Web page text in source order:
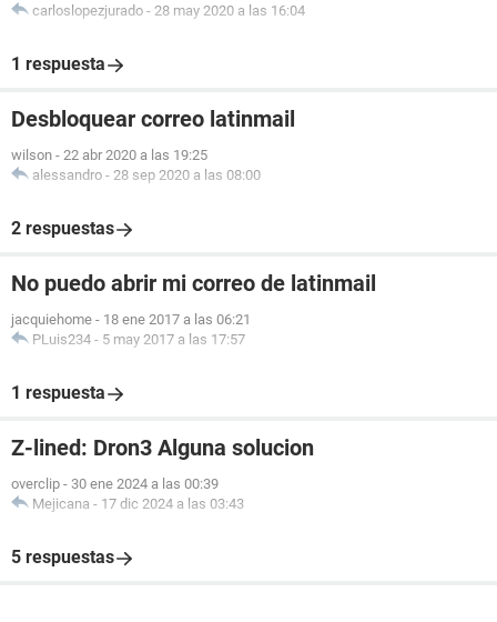
carloslopezjurado - 28 may 2020 a las 16:04
1 respuesta
Desbloquear correo latinmail
wilson - 22 abr 2020 a las 19:25
alessandro - 28 sep 2020 a las 08:00
2 respuestas
No puedo abrir mi correo de latinmail
jacquiehome - 18 ene 2017 a las 06:21
PLuis234 - 5 may 2017 a las 17:57
1 respuesta
Z-lined: Dron3 Alguna solucion
overclip - 30 ene 2024 a las 00:39
Mejicana - 17 dic 2024 a las 03:43
5 respuestas